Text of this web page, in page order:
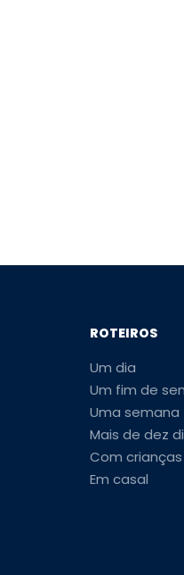
ROTEIROS
Um dia
Um fim de
Uma semana
Mais de dez
Com crianças
Em casal